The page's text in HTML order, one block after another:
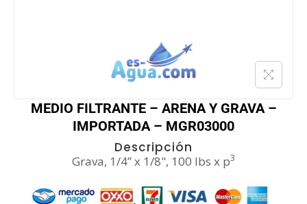
MEDIO FILTRANTE – ARENA Y GRAVA –
IMPORTADA – MGR03000
Descripción
Grava, 1/4” x 1/8", 100 lbs x p3